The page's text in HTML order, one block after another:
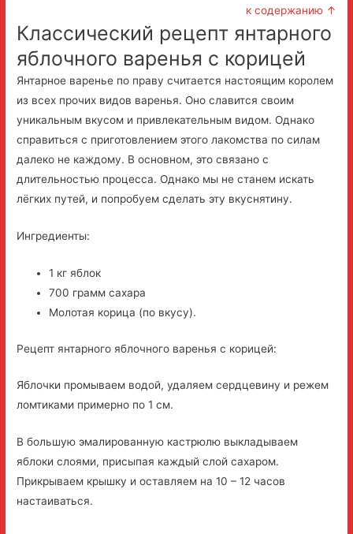
к содержанию ↑
Классический рецепт янтарного
яблочного варенья с корицей
Янтарное варенье по праву считается настоящим королем
из всех прочих видов варенья. Оно славится своим
уникальным вкусом и привлекательным видом. Однако
справиться с приготовлением этого лакомства по силам
далеко не каждому. В основном, это связано с
длительностью процесса. Однако мы не станем искать
лёгких путей, и попробуем сделать эту вкуснятину.
Ингредиенты:
1 кг яблок
700 грамм сахара
Молотая корица (по вкусу).
Рецепт янтарного яблочного варенья с корицей:
Яблочки промываем водой, удаляем сердцевину и режем
ломтиками примерно по 1 см.
В большую эмалированную кастрюлю выкладываем
яблоки слоями, присыпая каждый слой сахаром.
Прикрываем крышку и оставляем на 10 – 12 часов
настаиваться.